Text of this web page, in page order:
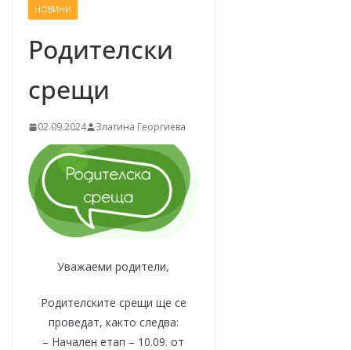
НОВИНИ
Родителски
срещи
02.09.2024 Златина Георгиева
Уважаеми родители,
Родителските срещи ще се
проведат, както следва:
– Начален етап – 10.09. от